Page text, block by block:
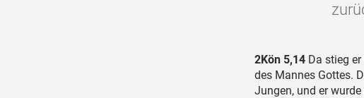
2Kön 5,14 Da stieg
des Mannes Gottes.
Jungen, und er wurde